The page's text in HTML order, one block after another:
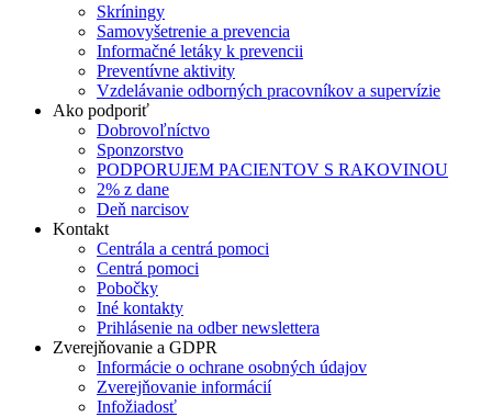
Skríningy
Samovyšetrenie a prevencia
Informačné letáky k prevencii
Preventívne aktivity
Vzdelávanie odborných pracovníkov a supervízie
Ako podporiť
Dobrovoľníctvo
Sponzorstvo
PODPORUJEM PACIENTOV S RAKOVINOU
2% z dane
Deň narcisov
Kontakt
Centrála a centrá pomoci
Centrá pomoci
Pobočky
Iné kontakty
Prihlásenie na odber newslettera
Zverejňovanie a GDPR
Informácie o ochrane osobných údajov
Zverejňovanie informácií
Infožiadosť